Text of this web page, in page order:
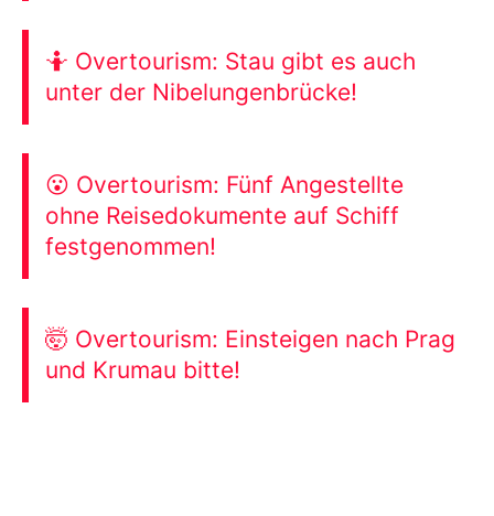
🤷 Overtourism: Stau gibt es auch
unter der Nibelungenbrücke!
😮 Overtourism: Fünf Angestellte
ohne Reisedokumente auf Schiff
festgenommen!
🤯 Overtourism: Einsteigen nach Prag
und Krumau bitte!